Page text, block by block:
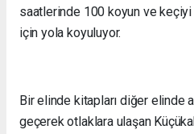
saatlerinde 100 koyun ve keçiyi
için yola koyuluyor.
Bir elinde kitapları diğer elinde
geçerek otlaklara ulaşan